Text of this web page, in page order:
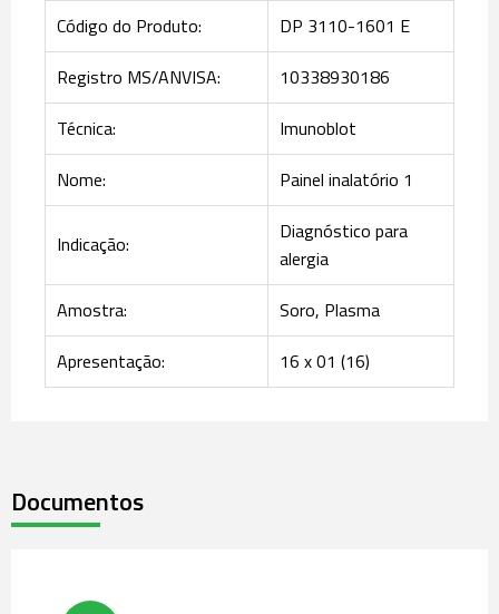
Código do Produto:
DP 3110-1601 E
Registro MS/ANVISA:
10338930186
Técnica:
Imunoblot
Nome:
Painel inalatório 1
Indicação:
Diagnóstico para
alergia
Amostra:
Soro, Plasma
Apresentação:
16 x 01 (16)
Documentos